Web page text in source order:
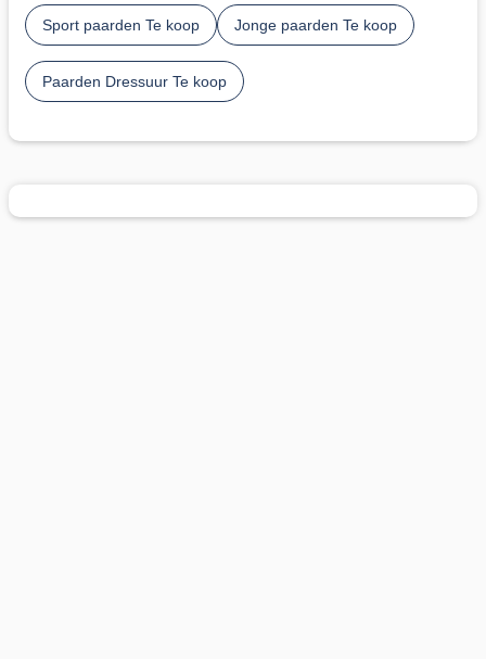
Sport paarden Te koop Jonge paarden Te koop
Paarden Dressuur Te koop